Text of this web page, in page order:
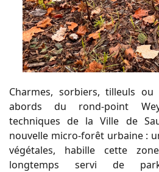
Charmes, sorbiers, tilleuls ou
abords du rond-point
techniques de la Ville de
nouvelle micro-forêt urbaine :
végétales, habille cette
longtemps servi de